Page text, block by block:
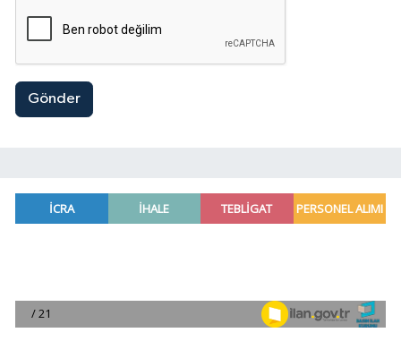
Gönder